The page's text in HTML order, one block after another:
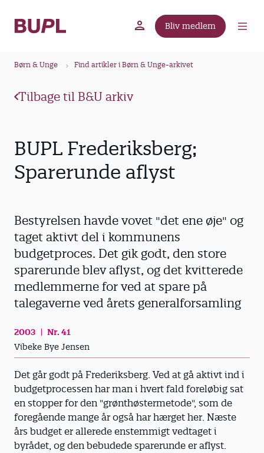
Bliv medlem
Børn & Unge Find artikler i Børn & Unge-arkivet
Tilbage til B&U arkiv
BUPL Frederiksberg;
Sparerunde aflyst
Bestyrelsen havde vovet "det ene øje" og
taget aktivt del i kommunens
budgetproces. Det gik godt, den store
sparerunde blev aflyst, og det kvitterede
medlemmerne for ved at spare på
talegaverne ved årets generalforsamling
2003
Nr. 41
Vibeke Bye Jensen
Det går godt på Frederiksberg. Ved at gå aktivt ind i
budgetprocessen har man i hvert fald foreløbig sat
en stopper for den "grønthøstermetode", som de
foregående mange år også har hærget her. Næste
års budget er allerede enstemmigt vedtaget i
byrådet, og den bebudede sparerunde er aflyst.